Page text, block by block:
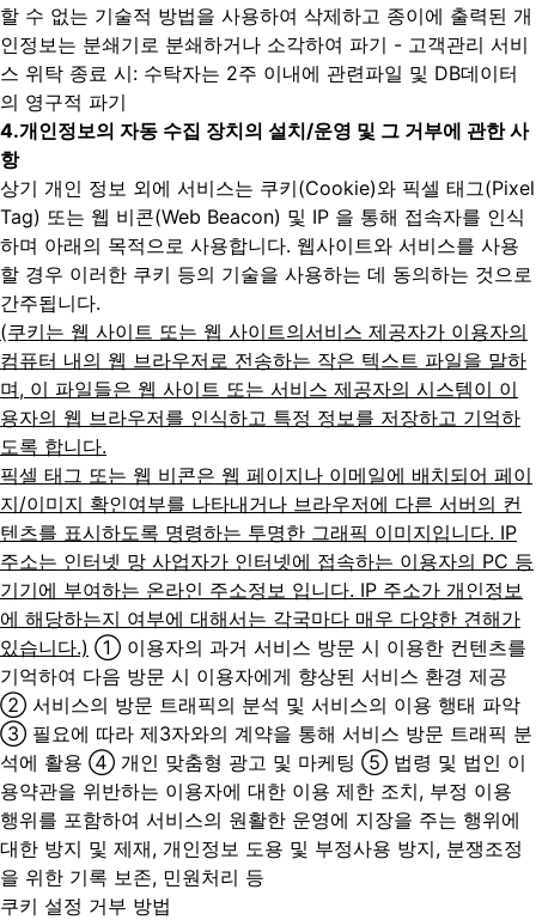
할 수 없는 기술적 방법을 사용하여 삭제하고 종이에 출력된 개
인정보는 분쇄기로 분쇄하거나 소각하여 파기 - 고객관리 서비
스 위탁 종료 시: 수탁자는 2주 이내에 관련파일 및 DB데이터
의 영구적 파기
4.개인정보의 자동 수집 장치의 설치/운영 및 그 거부에 관한 사
항
상기 개인 정보 외에 서비스는 쿠키(Cookie)와 픽셀 태그(Pixel
Tag) 또는 웹 비콘(Web Beacon) 및 IP 을 통해 접속자를 인식
하며 아래의 목적으로 사용합니다. 웹사이트와 서비스를 사용
할 경우 이러한 쿠키 등의 기술을 사용하는 데 동의하는 것으로
간주됩니다.
(쿠키는 웹 사이트 또는 웹 사이트의서비스 제공자가 이용자의
컴퓨터 내의 웹 브라우저로 전송하는 작은 텍스트 파일을 말하
며, 이 파일들은 웹 사이트 또는 서비스 제공자의 시스템이 이
용자의 웹 브라우저를 인식하고 특정 정보를 저장하고 기억하
도록 합니다.
픽셀 태그 또는 웹 비콘은 웹 페이지나 이메일에 배치되어 페이
지/이미지 확인여부를 나타내거나 브라우저에 다른 서버의 컨
텐츠를 표시하도록 명령하는 투명한 그래픽 이미지입니다. IP
주소는 인터넷 망 사업자가 인터넷에 접속하는 이용자의 PC 등
기기에 부여하는 온라인 주소정보 입니다. IP 주소가 개인정보
에 해당하는지 여부에 대해서는 각국마다 매우 다양한 견해가
있습니다.) ① 이용자의 과거 서비스 방문 시 이용한 컨텐츠를
기억하여 다음 방문 시 이용자에게 향상된 서비스 환경 제공
② 서비스의 방문 트래픽의 분석 및 서비스의 이용 행태 파악
③ 필요에 따라 제3자와의 계약을 통해 서비스 방문 트래픽 분
석에 활용 ④ 개인 맞춤형 광고 및 마케팅 ⑤ 법령 및 법인 이
용약관을 위반하는 이용자에 대한 이용 제한 조치, 부정 이용
행위를 포함하여 서비스의 원활한 운영에 지장을 주는 행위에
대한 방지 및 제재, 개인정보 도용 및 부정사용 방지, 분쟁조정
을 위한 기록 보존, 민원처리 등
쿠키 설정 거부 방법